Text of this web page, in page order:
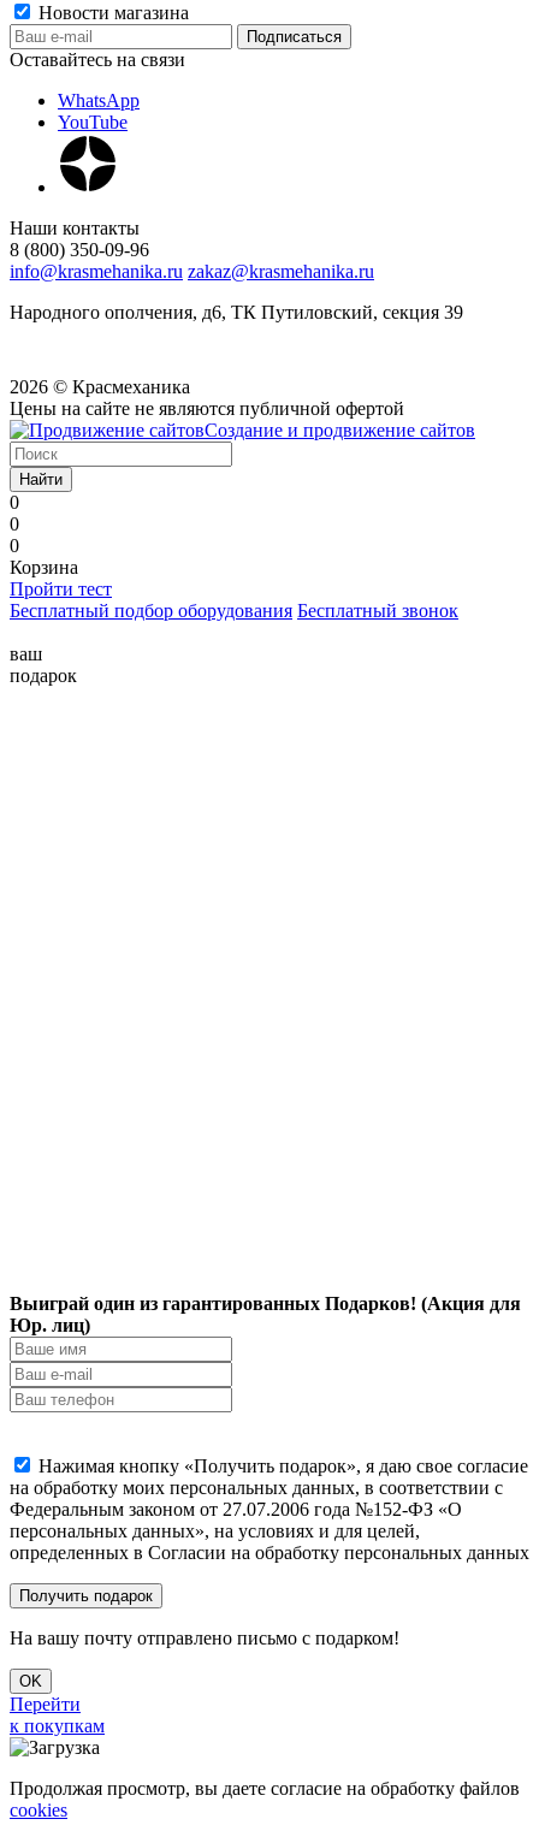
Новости магазина
Оставайтесь на связи
WhatsApp
YouTube
Наши контакты
8 (800) 350-09-96
info@krasmehanika.ru zakaz@krasmehanika.ru
Народного ополчения, д6, ТК Путиловский, секция 39
2026 © Красмеханика
Цены на сайте не являются публичной офертой
Создание и продвижение сайтов
Найти
0
0
0
Корзина
Пройти тест
Бесплатный подбор оборудования Бесплатный звонок
ваш
подарок
Выиграй один из гарантированных Подарков! (Акция для
Юр. лиц)
Нажимая кнопку «Получить подарок», я даю свое согласие
на обработку моих персональных данных, в соответствии с
Федеральным законом от 27.07.2006 года №152-ФЗ «О
персональных данных», на условиях и для целей,
определенных в Согласии на обработку персональных данных
На вашу почту отправлено письмо с подарком!
OK
Перейти
к покупкам
Продолжая просмотр, вы даете согласие на обработку файлов
cookies